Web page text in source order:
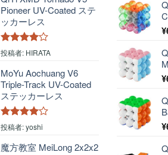
Pioneer UV-Coated ステ
ッカーレス
5段階中4
投稿者: HIRATA
MoYu Aochuang V6
Triple-Track UV-Coated
ステッカーレス
5段階中4
の評価
投稿者: yoshi
魔方教室 MeiLong 2x2x2
¥
¥
¥